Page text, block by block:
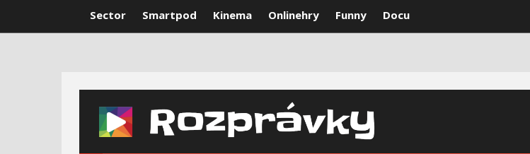
Sector Smartpod Kinema Onlinehry Funny Docu